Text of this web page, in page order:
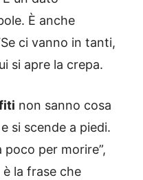
È anche
ci vanno in tanti,
si apre la crepa.
non sanno cosa
si scende a piedi.
poco per morire”,
la frase che